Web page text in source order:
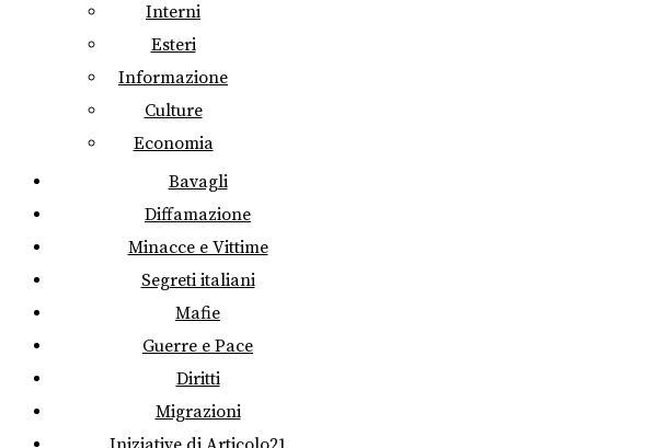
Interni
Esteri
Informazione
Culture
Economia
Bavagli
Diffamazione
Minacce e Vittime
Segreti italiani
Mafie
Guerre e Pace
Diritti
Migrazioni